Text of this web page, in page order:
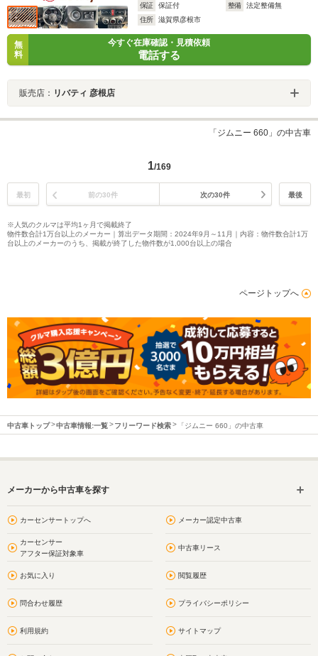
保証
保証付 整備
法定整備無
住所
滋賀県彦根市
無
料
今すぐ在庫確認・見積依頼
電話する
販売店： リバティ 彦根店
「ジムニー 660」の中古車
1/169
最初 前の30件 次の30件 最後
※人気のクルマは平均1ヶ月で掲載終了
物件数合計1万台以上のメーカー｜算出データ期間：2024年9月～11月｜内容：物件数合計1万
台以上のメーカーのうち、掲載が終了した物件数が1,000台以上の場合
ページトップへ
中古車トップ 中古車情報:一覧 フリーワード検索 「ジムニー 660」の中古車
メーカーから中古車を探す
カーセンサートップへ メーカー認定中古車
カーセンサー
アフター保証対象車
中古車リース
お気に入り 閲覧履歴
問合わせ履歴 プライバシーポリシー
利用規約 サイトマップ